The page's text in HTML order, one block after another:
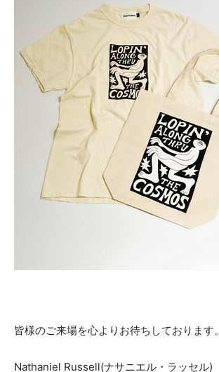
皆様のご来場を心よりお待ちしております。
Nathaniel Russell(ナサニエル・ラッセル)